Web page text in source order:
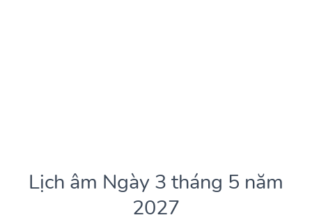
Lịch âm Ngày 3 tháng 5 năm
2027